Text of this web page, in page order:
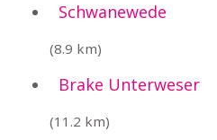
Schwanewede
(8.9 km)
Brake Unterweser
(11.2 km)